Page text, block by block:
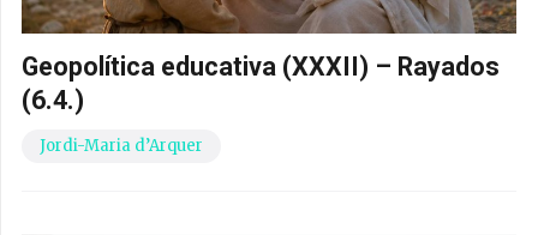
Geopolítica educativa (XXXII) – Rayados
(6.4.)
Jordi-Maria d’Arquer